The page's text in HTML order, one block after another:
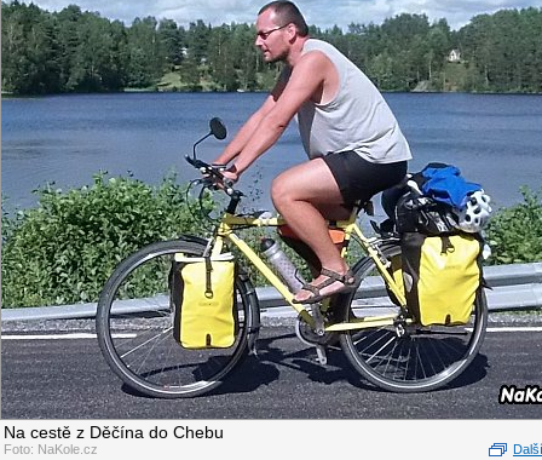
Na cestě z Děčína do Chebu
Foto: NaKole.cz